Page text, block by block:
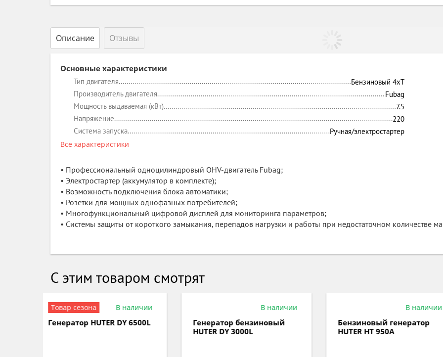
Описание Отзывы
Основные характеристики
Тип двигателя
Бензиновый 4xT
Производитель двигателя
Fubag
Мощность выдаваемая (кВт)
7.5
Напряжение
220
Система запуска
Ручная/электростартер
Все характеристики
• Профессиональный одноцилиндровый OHV-двигатель Fubag;
• Электростартер (аккумулятор в комплекте);
• Возможность подключения блока автоматики;
• Розетки для мощных однофазных потребителей;
• Многофункциональный цифровой дисплей для мониторинга параметров;
• Системы защиты от короткого замыкания, перепадов нагрузки и работы при недостаточном количестве
С этим товаром смотрят
В наличии
Генератор бензиновый
В наличии
Бензиновый генератор
HUTER HT 950A
Под
Бензиновый генератор
HUTER DY 6500LX